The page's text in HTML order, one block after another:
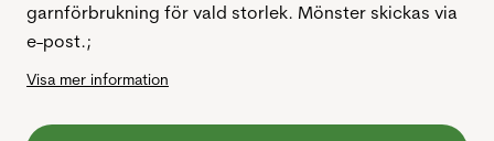
garnförbrukning för vald storlek. Mönster skickas via
e-post.;
Visa mer information